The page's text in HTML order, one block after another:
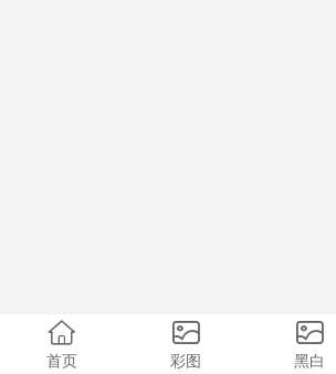
首页 彩图 黑白